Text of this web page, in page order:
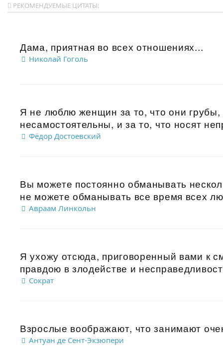
РЕКОМЕНДУЕМЫЕ ЦИТАТЫ:
Дама, приятная во всех отношениях...
Николай Гоголь
Я не люблю женщин за то, что они грубы,
несамостоятельны, и за то, что носят
Фёдор Достоевский
Вы можете постоянно обманывать
не можете обманывать все время всех
Авраам Линкольн
Я ухожу отсюда, приговоренный вами к
правдою в злодействе и
Сократ
Взрослые воображают, что занимают
Антуан де Сент-Экзюпери